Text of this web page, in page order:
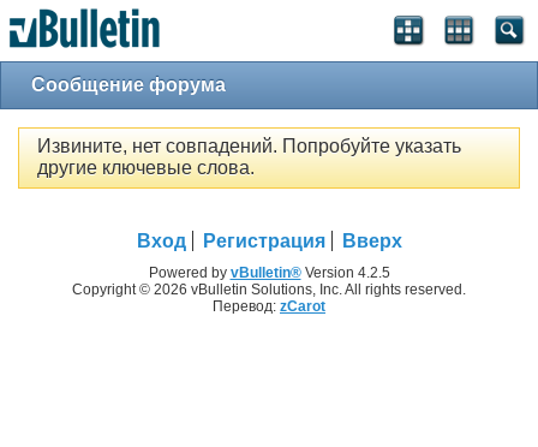
Сообщение форума
Извините, нет совпадений. Попробуйте указать
другие ключевые слова.
Вход Регистрация Вверх
Powered by vBulletin®Version 4.2.5
Copyright © 2026 vBulletin Solutions, Inc. All rights reserved.
Перевод: zCarot